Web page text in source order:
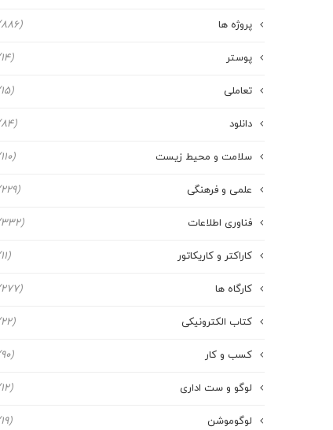
پروژه ها (886)
پوستر (14)
تعاملی (15)
دانلود (84)
سلامت و محیط زیست (110)
علمی و فرهنگی (229)
فناوری اطلاعات (332)
کاراکتر و کاریکاتور (11)
کارگاه ها (277)
کتاب الکترونیکی (22)
کسب و کار (90)
لوگو و ست اداری (12)
لوگوموشن (19)